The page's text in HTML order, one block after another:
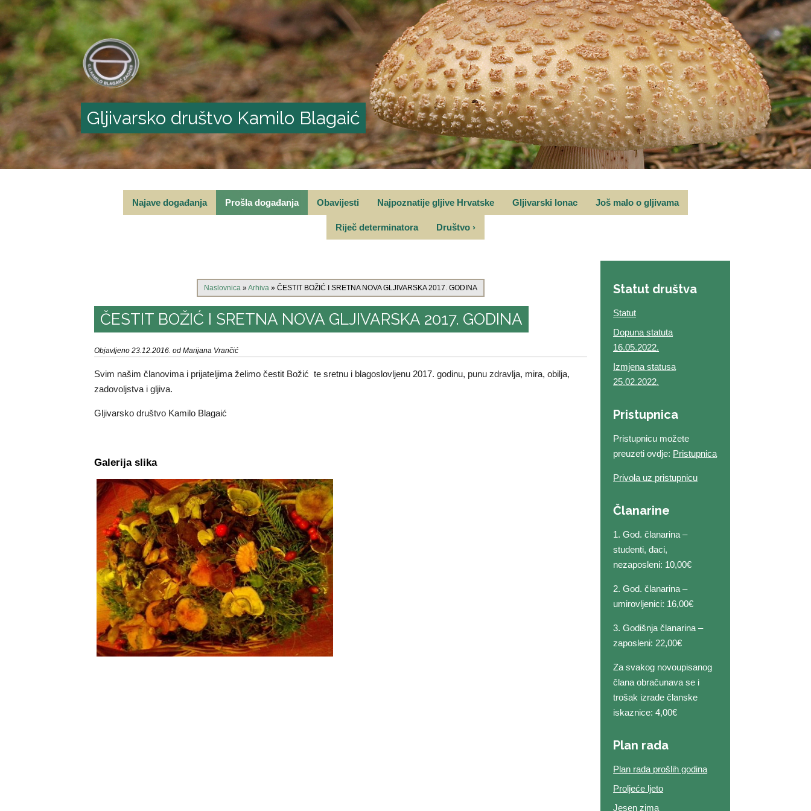
Gljivarsko društvo Kamilo Blagaić
Najave događanja Prošla događanja Obavijesti Najpoznatije gljive Hrvatske Gljivarski lonac Još malo o gljivama
Riječ determinatora Društvo ›
Naslovnica»Arhiva» ČESTIT BOŽIĆ I SRETNA NOVA GLJIVARSKA 2017. GODINA
ČESTIT BOŽIĆ I SRETNA NOVA GLJIVARSKA 2017. GODINA
Objavljeno 23.12.2016. od Marijana Vrančić
Svim našim članovima i prijateljima želimo čestit Božić te sretnu i blagoslovljenu 2017. godinu, punu zdravlja, mira, obilja,
zadovoljstva i gljiva.
Gljivarsko društvo Kamilo Blagaić
Galerija slika
Statut društva
Statut
Dopuna statuta
16.05.2022.
Izmjena statusa
25.02.2022.
Pristupnica
Pristupnicu možete
preuzeti ovdje: Pristupnica
Privola uz pristupnicu
Članarine
1. God. članarina –
studenti, đaci,
nezaposleni: 10,00€
2. God. članarina –
umirovljenici: 16,00€
3. Godišnja članarina –
zaposleni: 22,00€
Za svakog novoupisanog
člana obračunava se i
trošak izrade članske
iskaznice: 4,00€
Plan rada
Plan rada prošlih godina
Proljeće ljeto
Jesen zima